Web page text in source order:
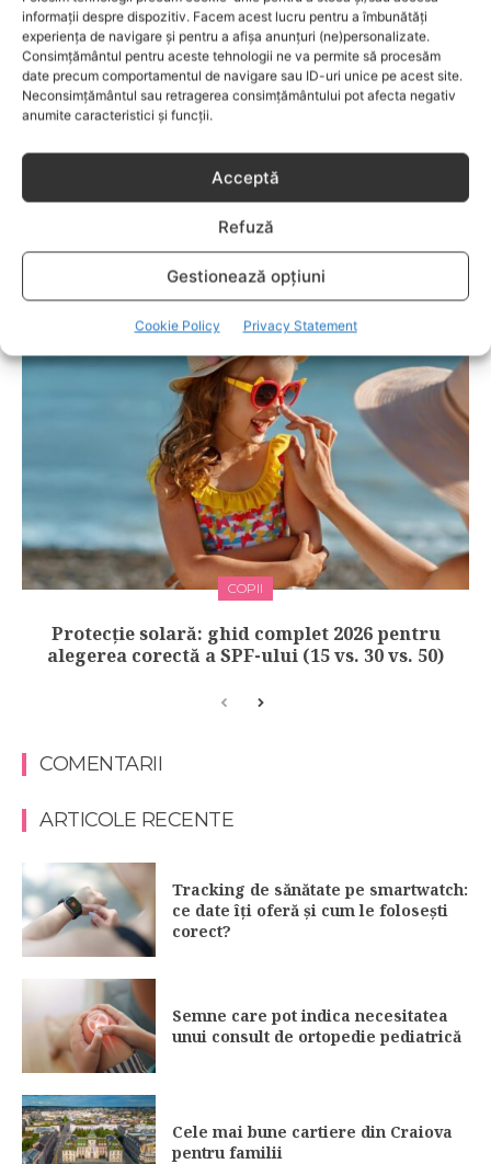
informații despre dispozitiv. Facem acest lucru pentru a îmbunătăți
experiența de navigare și pentru a afișa anunțuri (ne)personalizate.
Consimțământul pentru aceste tehnologii ne va permite să procesăm
date precum comportamentul de navigare sau ID-uri unice pe acest site.
Neconsimțământul sau retragerea consimțământului pot afecta negativ
anumite caracteristici și funcții.
Acceptă
Refuză
Gestionează opțiuni
Cookie Policy Privacy Statement
COPII
Cum recunoști un lapte de calitate și ce
informații merită verificate pe etichetă?
COPII
Protecție solară: ghid complet 2026 pentru
alegerea corectă a SPF-ului (15 vs. 30 vs. 50)
COMENTARII
ARTICOLE RECENTE
Tracking de sănătate pe smartwatch:
ce date îți oferă și cum le folosești
corect?
Semne care pot indica necesitatea
unui consult de ortopedie pediatrică
Cele mai bune cartiere din Craiova
pentru familii